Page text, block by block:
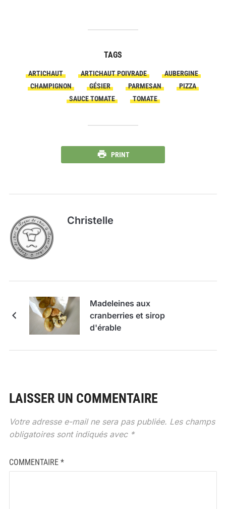
TAGS
ARTICHAUT ARTICHAUT POIVRADE
AUBERGINE
CHAMPIGNON
GÉSIER PARMESAN
PIZZA
SAUCE TOMATE
TOMATE
PRINT
Christelle
Madeleines aux
cranberries et sirop
d'érable
LAISSER UN COMMENTAIRE
Votre adresse e-mail ne sera pas publiée. Les champs
obligatoires sont indiqués avec *
COMMENTAIRE *